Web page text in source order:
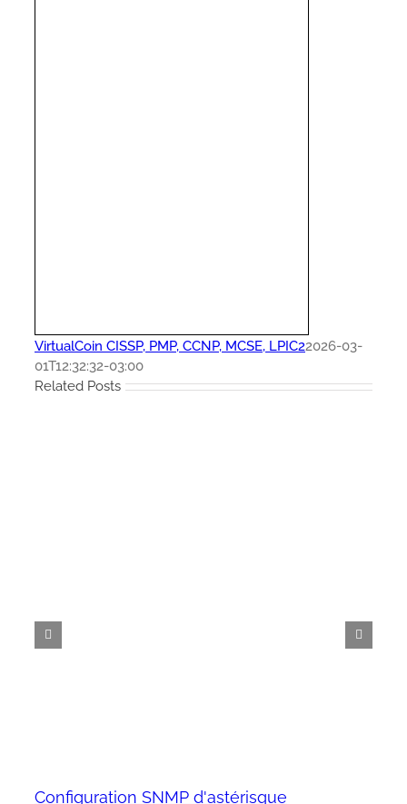
VirtualCoin CISSP, PMP, CCNP, MCSE, LPIC22026-03-
01T12:32:32-03:00
Related Posts
Configuration SNMP d'astérisque